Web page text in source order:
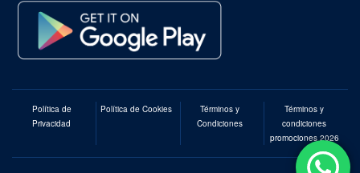
Política de
Privacidad
Política de Cookies
Términos y
Condiciones
Términos y
condiciones
promociones 2026